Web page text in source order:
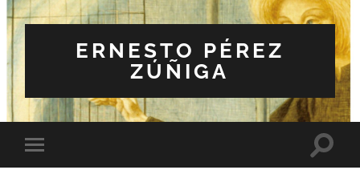
ERNESTO PÉREZ
ZÚÑIGA
Alternar
el